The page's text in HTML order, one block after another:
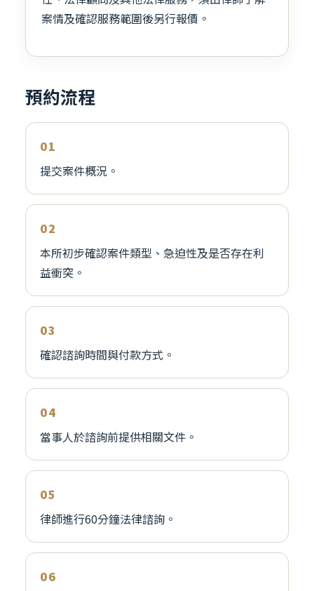
案情及確認服務範圍後另行報價。
預約流程
提交案件概況。
本所初步確認案件類型、急迫性及是否存在利
益衝突。
確認諮詢時間與付款方式。
當事人於諮詢前提供相關文件。
律師進行60分鐘法律諮詢。